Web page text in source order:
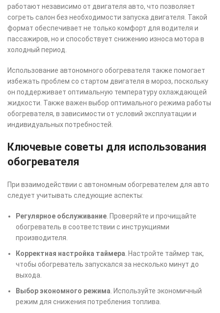
работают независимо от двигателя авто, что позволяет
согреть салон без необходимости запуска двигателя. Такой
формат обеспечивает не только комфорт для водителя и
пассажиров, но и способствует снижению износа мотора в
холодный период.
Использование автономного обогревателя также помогает
избежать проблем со стартом двигателя в мороз, поскольку
он поддерживает оптимальную температуру охлаждающей
жидкости. Также важен выбор оптимального режима работы
обогревателя, в зависимости от условий эксплуатации и
индивидуальных потребностей.
Ключевые советы для использования
обогревателя
При взаимодействии с автономным обогревателем для авто
следует учитывать следующие аспекты:
Регулярное обслуживание . Проверяйте и прочищайте
обогреватель в соответствии с инструкциями
производителя.
Корректная настройка таймера . Настройте таймер так,
чтобы обогреватель запускался за несколько минут до
выхода.
Выбор экономного режима . Используйте экономичный
режим для снижения потребления топлива.